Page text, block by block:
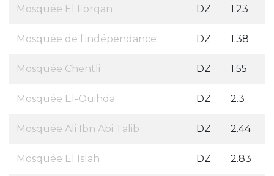
Mosquée El Forqan DZ 1.23
Mosquée de l'indépendance DZ 1.38
Mosquée Chentli DZ 1.55
Mosquée El-Ouihda DZ 2.3
Mosquée Ali Ibn Abi Talib DZ 2.44
Mosquée El Islah DZ 2.83